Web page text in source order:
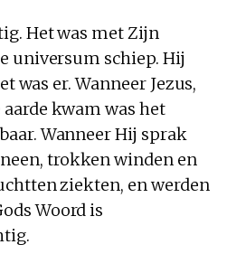
Het was met Zijn
universum schiep. Hij
was er. Wanneer Jezus,
aarde kwam was het
Wanneer Hij sprak
trokken winden en
ziekten, en werden
Woord is